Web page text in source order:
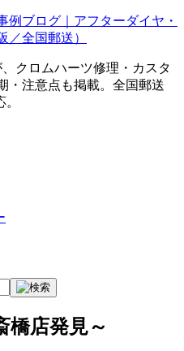
例ブログ｜アフターダイヤ・
／全国郵送）
クロムハーツ修理・カスタ
・注意点も掲載。全国郵送
店発見～